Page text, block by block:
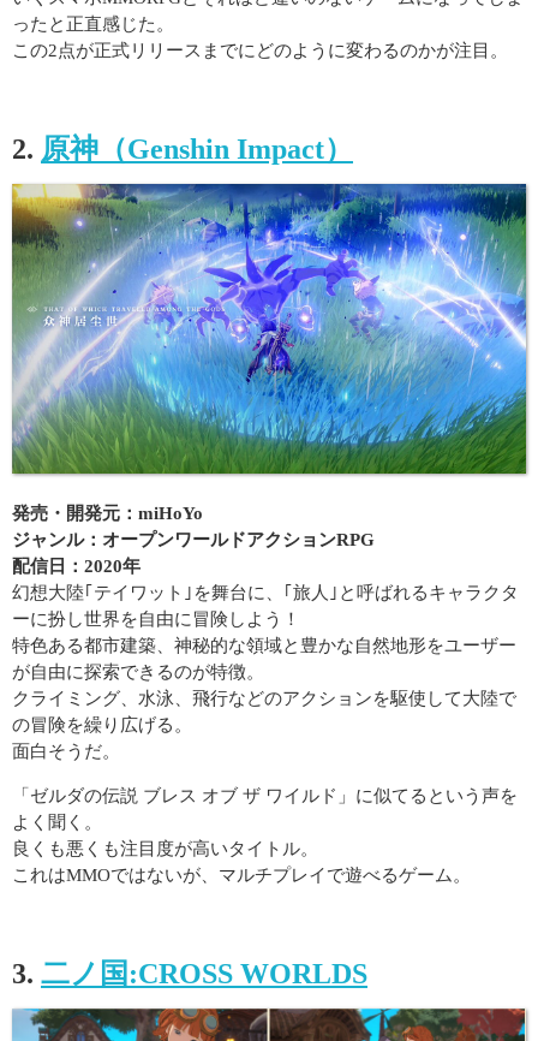
ったと正直感じた。
この2点が正式リリースまでにどのように変わるのかが注目。
2. 原神（Genshin Impact）
発売・開発元：miHoYo
ジャンル：オープンワールドアクションRPG
配信日：2020年
幻想大陸｢テイワット｣を舞台に、｢旅人｣と呼ばれるキャラクタ
ーに扮し世界を自由に冒険しよう！
特色ある都市建築、神秘的な領域と豊かな自然地形をユーザー
が自由に探索できるのが特徴。
クライミング、水泳、飛行などのアクションを駆使して大陸で
の冒険を繰り広げる。
面白そうだ。
「ゼルダの伝説 ブレス オブ ザ ワイルド」に似てるという声を
よく聞く。
良くも悪くも注目度が高いタイトル。
これはMMOではないが、マルチプレイで遊べるゲーム。
3. 二ノ国:CROSS WORLDS